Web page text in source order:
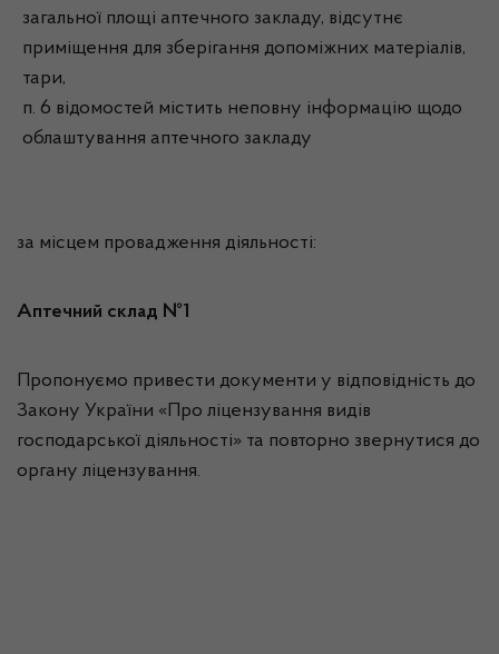
загальної площі аптечного закладу, відсутнє
приміщення для зберігання допоміжних матеріалів,
тари,
п. 6 відомостей містить неповну інформацію щодо
облаштування аптечного закладу
за місцем провадження діяльності:
Аптечний склад №1
Пропонуємо привести документи у відповідність до
Закону України «Про ліцензування видів
господарської діяльності» та повторно звернутися до
органу ліцензування.